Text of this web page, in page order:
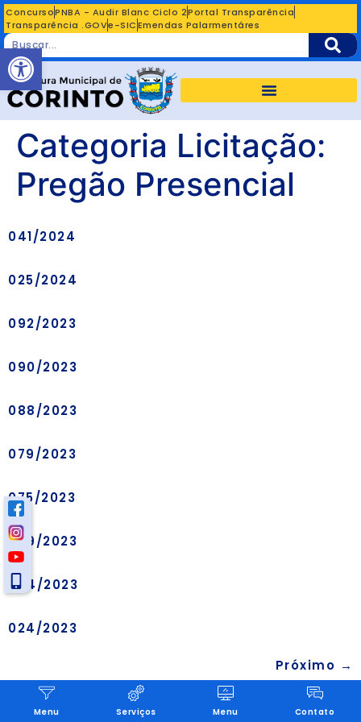
ConcursoPNBA - Audir Blanc Ciclo 2Portal Transparência
Transparência .GOVe-SICEmendas Palarmentáres
Categoria Licitação:
Pregão Presencial
041/2024
025/2024
092/2023
090/2023
088/2023
079/2023
075/2023
069/2023
064/2023
024/2023
Próximo →
Menu Serviços Menu Contato
Abrir a barra de ferramentas